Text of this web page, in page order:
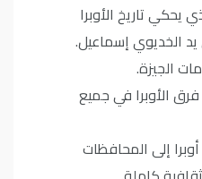
يحكي تاريخ الأوبرا
يد الخديوي إسماعيل.
الجيزة.
فرق الأوبرا في جميع
إلى المحافظات